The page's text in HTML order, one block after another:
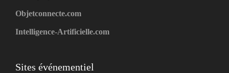
Objetconnecte.com
Intelligence-Artificielle.com
Sites événementiel